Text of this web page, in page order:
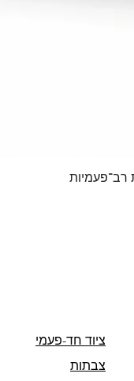
ציוד חד-פעמי
צבתות